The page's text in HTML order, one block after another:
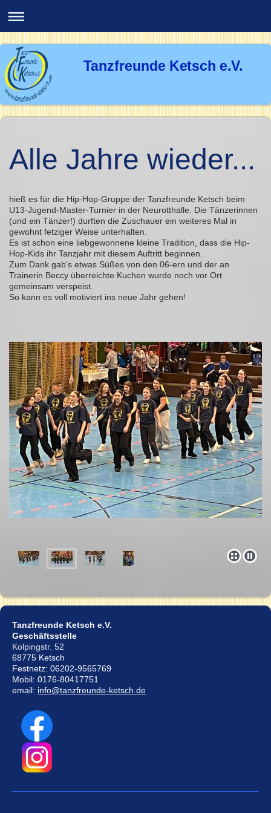
Tanzfreunde Ketsch e.V.
Alle Jahre wieder...
hieß es für die Hip-Hop-Gruppe der Tanzfreunde Ketsch beim
U13-Jugend-Master-Turnier in der Neurotthalle. Die Tänzerinnen
(und ein Tänzer!) durften die Zuschauer ein weiteres Mal in
gewohnt fetziger Weise unterhalten.
Es ist schon eine liebgewonnene kleine Tradition, dass die Hip-
Hop-Kids ihr Tanzjahr mit diesem Auftritt beginnen.
Zum Dank gab's etwas Süßes von den 06-ern und der an
Trainerin Beccy überreichte Kuchen wurde noch vor Ort
gemeinsam verspeist.
So kann es voll motiviert ins neue Jahr gehen!
Tanzfreunde Ketsch e.V.
Geschäftsstelle
Kolpingstr. 52
68775 Ketsch
Festnetz: 06202-9565769
Mobil: 0176-80417751
email: info@tanzfreunde-ketsch.de